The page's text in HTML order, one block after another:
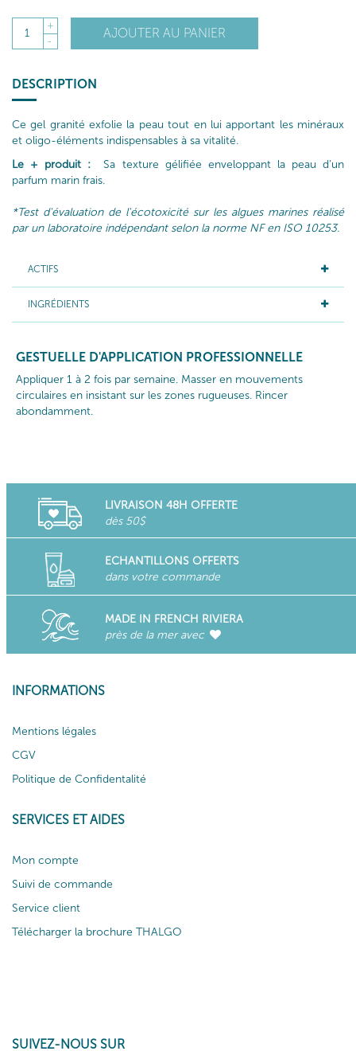
1
+
-
AJOUTER AU PANIER
DESCRIPTION
Ce gel granité exfolie la peau tout en lui apportant les minéraux
et oligo-éléments indispensables à sa vitalité.
Le + produit : Sa texture gélifiée enveloppant la peau d’un
parfum marin frais.
*Test d'évaluation de l'écotoxicité sur les algues marines réalisé
par un laboratoire indépendant selon la norme NF en ISO 10253.
ACTIFS
INGRÉDIENTS
GESTUELLE D'APPLICATION PROFESSIONNELLE
Appliquer 1 à 2 fois par semaine. Masser en mouvements
circulaires en insistant sur les zones rugueuses. Rincer
abondamment.
LIVRAISON 48H OFFERTE
dès 50$
ECHANTILLONS OFFERTS
dans votre commande
MADE IN FRENCH RIVIERA
près de la mer avec
INFORMATIONS
Mentions légales
CGV
Politique de Confidentalité
SERVICES ET AIDES
Mon compte
Suivi de commande
Service client
Télécharger la brochure THALGO
SUIVEZ-NOUS SUR